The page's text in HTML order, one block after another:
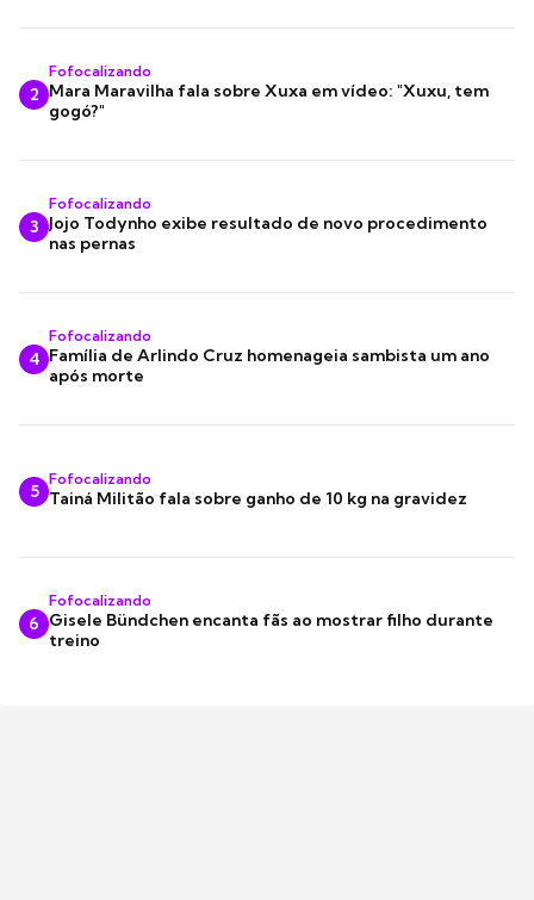
2
Fofocalizando
Mara Maravilha fala sobre Xuxa em vídeo: "Xuxu, tem
gogó?"
3
Fofocalizando
Jojo Todynho exibe resultado de novo procedimento
nas pernas
4
Fofocalizando
Família de Arlindo Cruz homenageia sambista um ano
após morte
5
Fofocalizando
Tainá Militão fala sobre ganho de 10 kg na gravidez
6
Fofocalizando
Gisele Bündchen encanta fãs ao mostrar filho durante
treino